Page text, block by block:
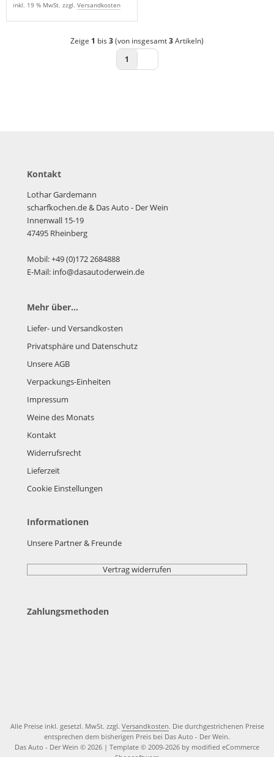
inkl. 19 % MwSt. zzgl. Versandkosten
Zeige 1 bis 3(von insgesamt3Artikeln)
1
Kontakt
Lothar Gardemann
scharfkochen.de& Das Auto - Der Wein
Innenwall 15-19
47495 Rheinberg
Mobil: +49 (0)172 2684888
E-Mail: info@dasautoderwein.de
Mehr über...
Liefer- und Versandkosten
Privatsphäre und Datenschutz
Unsere AGB
Verpackungs-Einheiten
Impressum
Weine des Monats
Kontakt
Widerrufsrecht
Lieferzeit
Cookie Einstellungen
Informationen
Unsere Partner & Freunde
Vertrag widerrufen
Zahlungsmethoden
Alle Preise inkl. gesetzl. MwSt. zzgl. Versandkosten. Die durchgestrichenen Preise
entsprechen dem bisherigen Preis bei Das Auto - Der Wein.
Das Auto - Der Wein © 2026 | Template © 2009-2026 by modified eCommerce